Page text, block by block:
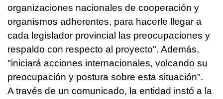
organizaciones nacionales de cooperación y
organismos adherentes, para hacerle llegar a
cada legislador provincial las preocupaciones y
respaldo con respecto al proyecto". Además,
"iniciará acciones internacionales, volcando su
preocupación y postura sobre esta situación".
A través de un comunicado, la entidad instó a la